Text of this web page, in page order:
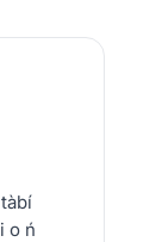
o ń